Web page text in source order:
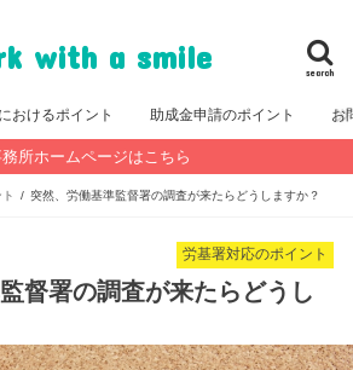
with a smile search
おけるポイント 助成金申請のポイント お
所ホームページはこちら
突然、労働基準監督署の調査が来たらどうしますか？
労基署対応のポイント
督署の調査が来たらどうし